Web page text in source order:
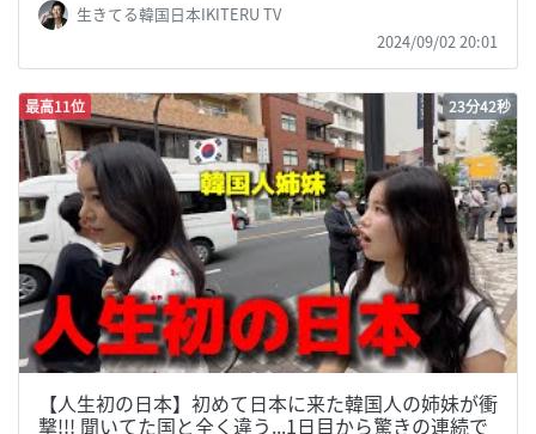
生きてる韓国日本IKITERU TV
2024/09/02 20:01
最高11位 23分42秒
【人生初の日本】初めて日本に来た韓国人の姉妹が衝
撃!!! 聞いてた国と全く違う...1日目から驚きの連続で